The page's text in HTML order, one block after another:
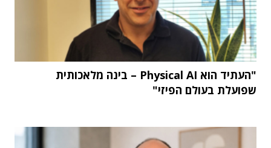
"העתיד הוא Physical AI – בינה מלאכותית
שפועלת בעולם הפיזי"